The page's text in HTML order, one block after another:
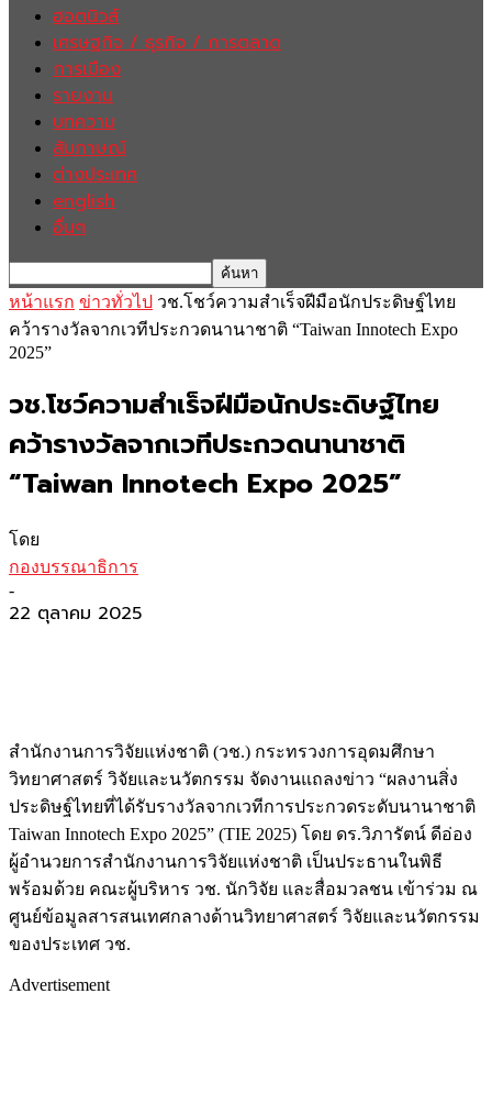
ฮอตนิวส์
เศรษฐกิจ / ธุรกิจ / การตลาด
การเมือง
รายงาน
บทความ
สัมภาษณ์
ต่างประเทศ
english
อื่นๆ
หน้าแรก ข่าวทั่วไป วช.โชว์ความสำเร็จฝีมือนักประดิษฐ์ไทย
คว้ารางวัลจากเวทีประกวดนานาชาติ “Taiwan Innotech Expo
2025”
วช.โชว์ความสำเร็จฝีมือนักประดิษฐ์ไทย
คว้ารางวัลจากเวทีประกวดนานาชาติ
“Taiwan Innotech Expo 2025”
โดย
กองบรรณาธิการ
-
22 ตุลาคม 2025
สำนักงานการวิจัยแห่งชาติ (วช.) กระทรวงการอุดมศึกษา
วิทยาศาสตร์ วิจัยและนวัตกรรม จัดงานแถลงข่าว “ผลงานสิ่ง
ประดิษฐ์ไทยที่ได้รับรางวัลจากเวทีการประกวดระดับนานาชาติ
Taiwan Innotech Expo 2025” (TIE 2025) โดย ดร.วิภารัตน์ ดีอ่อง
ผู้อำนวยการสำนักงานการวิจัยแห่งชาติ เป็นประธานในพิธี
พร้อมด้วย คณะผู้บริหาร วช. นักวิจัย และสื่อมวลชน เข้าร่วม ณ
ศูนย์ข้อมูลสารสนเทศกลางด้านวิทยาศาสตร์ วิจัยและนวัตกรรม
ของประเทศ วช.
Advertisement